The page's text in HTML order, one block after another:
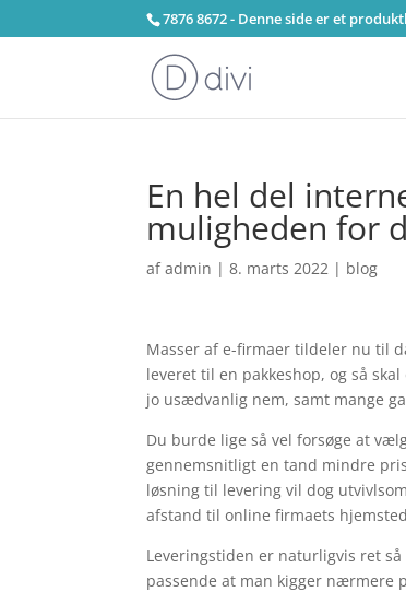
7876 8672 - Denne side er et
En hel del
muligheden for
afadmin |8. marts 2022 | blog
Masser af e-firmaer tildeler nu til
leveret til en pakkeshop, og så
jo usædvanlig nem, samt mange
Du burde lige så vel forsøge at
gennemsnitligt en tand mindre
løsning til levering vil dog
afstand til online firmaets
Leveringstiden er naturligvis ret
passende at man kigger nærmere